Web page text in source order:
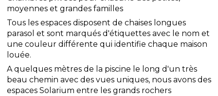
moyennes et grandes familles
Tous les espaces disposent de chaises longues
parasol et sont marqués d'étiquettes avec le nom et
une couleur différente qui identifie chaque maison
louée.
A quelques mètres de la piscine le long d'un très
beau chemin avec des vues uniques, nous avons des
espaces Solarium entre les grands rochers